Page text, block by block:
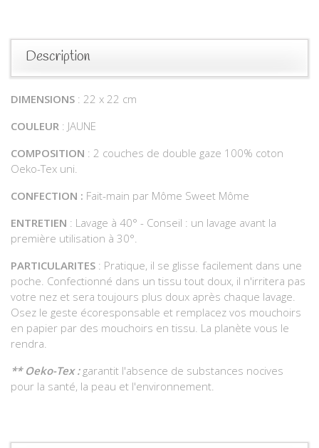
Description
DIMENSIONS : 22 x 22 cm
COULEUR : JAUNE
COMPOSITION : 2 couches de double gaze 100% coton
Oeko-Tex uni.
CONFECTION : Fait-main par Môme Sweet Môme
ENTRETIEN : Lavage à 40° - Conseil : un lavage avant la
première utilisation à 30°.
PARTICULARITES : Pratique, il se glisse facilement dans une
poche. Confectionné dans un tissu tout doux, il n'irritera pas
votre nez et sera toujours plus doux après chaque lavage.
Osez le geste écoresponsable et remplacez vos mouchoirs
en papier par des mouchoirs en tissu. La planète vous le
rendra.
** Oeko-Tex :garantit l'absence de substances nocives
pour la santé, la peau et l'environnement.